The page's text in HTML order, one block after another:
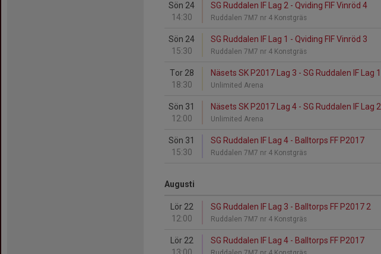
Sön 24
14:30
SG Ruddalen IF Lag 2 - Qviding FIF Vinröd 4
Ruddalen 7M7 nr 4 Konstgräs
Sön 24
15:30
SG Ruddalen IF Lag 1 - Qviding FIF Vinröd 3
Ruddalen 7M7 nr 4 Konstgräs
Tor 28
18:30
Näsets SK P2017 Lag 3 - SG Ruddalen IF Lag 1
Unlimited Arena
Sön 31
12:00
Näsets SK P2017 Lag 4 - SG Ruddalen IF Lag 2
Unlimited Arena
Sön 31
15:30
SG Ruddalen IF Lag 4 - Balltorps FF P2017
Ruddalen 7M7 nr 4 Konstgräs
Augusti
Lör 22
12:00
SG Ruddalen IF Lag 3 - Balltorps FF P2017 2
Ruddalen 7M7 nr 4 Konstgräs
Lör 22
SG Ruddalen IF Lag 4 - Balltorps FF P2017